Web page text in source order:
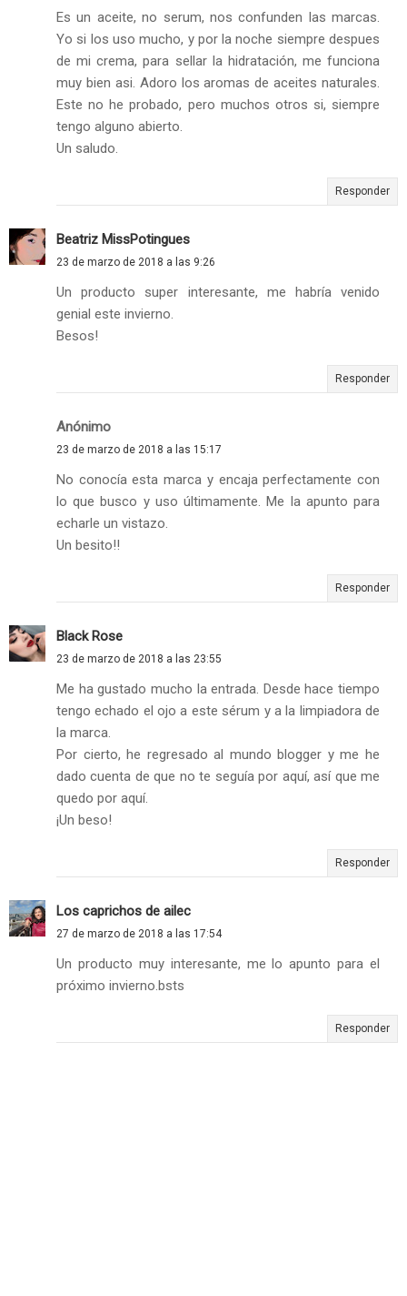
Es un aceite, no serum, nos confunden las marcas.
Yo si los uso mucho, y por la noche siempre despues
de mi crema, para sellar la hidratación, me funciona
muy bien asi. Adoro los aromas de aceites naturales.
Este no he probado, pero muchos otros si, siempre
tengo alguno abierto.
Un saludo.
Responder
Beatriz MissPotingues
23 de marzo de 2018 a las 9:26
Un producto super interesante, me habría venido
genial este invierno.
Besos!
Responder
Anónimo
23 de marzo de 2018 a las 15:17
No conocía esta marca y encaja perfectamente con
lo que busco y uso últimamente. Me la apunto para
echarle un vistazo.
Un besito!!
Responder
Black Rose
23 de marzo de 2018 a las 23:55
Me ha gustado mucho la entrada. Desde hace tiempo
tengo echado el ojo a este sérum y a la limpiadora de
la marca.
Por cierto, he regresado al mundo blogger y me he
dado cuenta de que no te seguía por aquí, así que me
quedo por aquí.
¡Un beso!
Responder
Los caprichos de ailec
27 de marzo de 2018 a las 17:54
Un producto muy interesante, me lo apunto para el
próximo invierno.bsts
Responder